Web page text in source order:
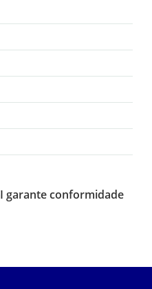
garante conformidade